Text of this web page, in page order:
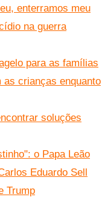
enterramos meu
na guerra
para as famílias
crianças enquanto
soluções
o Papa Leão
Eduardo Sell
Trump